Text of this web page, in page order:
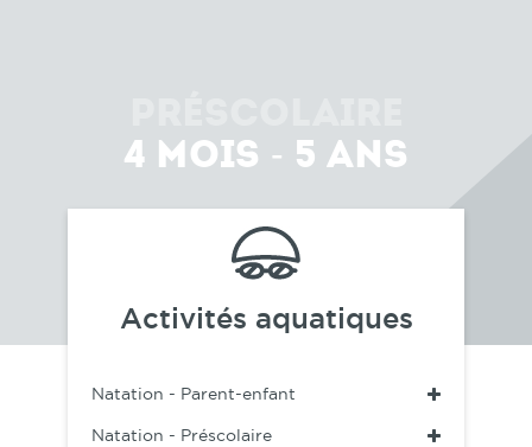
4 mois - 5 ans
Activités aquatiques
Natation - Parent-enfant
Natation - Préscolaire